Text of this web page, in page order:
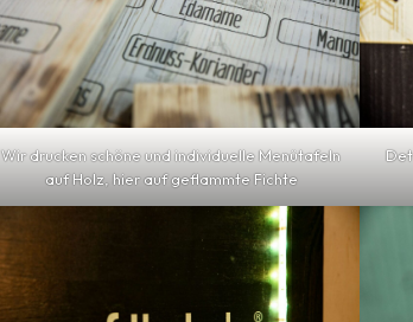
Wir drucken schöne und individuelle Menütafeln
auf Holz, hier auf geflammte Fichte